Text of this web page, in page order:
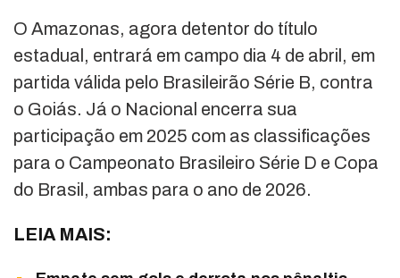
O Amazonas, agora detentor do título
estadual, entrará em campo dia 4 de abril, em
partida válida pelo Brasileirão Série B, contra
o Goiás. Já o Nacional encerra sua
participação em 2025 com as classificações
para o Campeonato Brasileiro Série D e Copa
do Brasil, ambas para o ano de 2026.
LEIA MAIS: